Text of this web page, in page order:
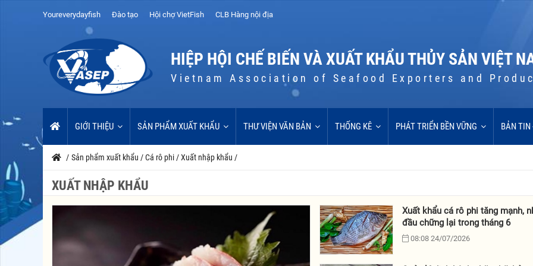
Youreverydayfish Đào tạo Hội chợ VietFish CLB Hàng nội địa
HIỆP HỘI CHẾ BIẾN VÀ XUẤT KHẨU THỦY SẢN VIỆT
Vietnam Association of Seafood Exporters and
GIỚI THIỆU SẢN PHẨM XUẤT KHẨU THƯ VIỆN VĂN BẢN THỐNG KÊ PHÁT TRIỂN BỀN VỮNG BẢN TIN
/ Sản phẩm xuất khẩu /Cá rô phi /Xuất nhập khẩu /
XUẤT NHẬP KHẨU
Xuất khẩu cá rô phi tăng mạnh,
đầu chững lại trong tháng 6
08:08 24/07/2026